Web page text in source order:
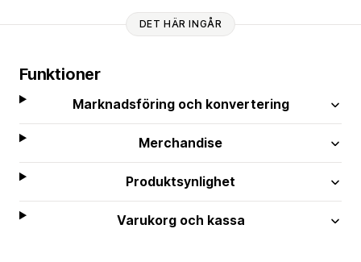
DET HÄR INGÅR
Funktioner
Marknadsföring och konvertering
Merchandise
Produktsynlighet
Varukorg och kassa